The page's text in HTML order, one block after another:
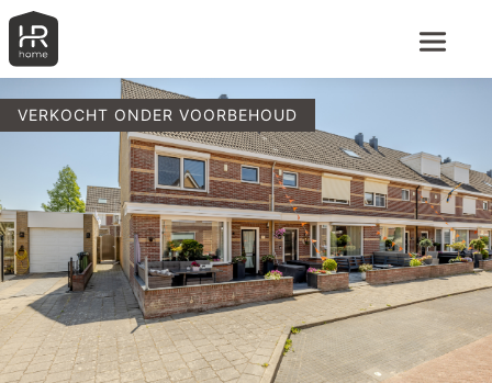
VERKOCHT ONDER VOORBEHOUD